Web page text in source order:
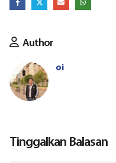
Author
oi
Tinggalkan Balasan